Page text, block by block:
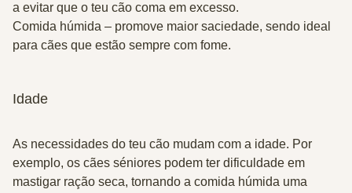
a evitar que o teu cão coma em excesso.
Comida húmida – promove maior saciedade, sendo ideal
para cães que estão sempre com fome.
Idade
As necessidades do teu cão mudam com a idade. Por
exemplo, os cães séniores podem ter dificuldade em
mastigar ração seca, tornando a comida húmida uma